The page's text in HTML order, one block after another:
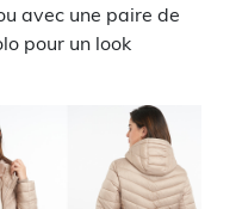
avec une paire de
pour un look